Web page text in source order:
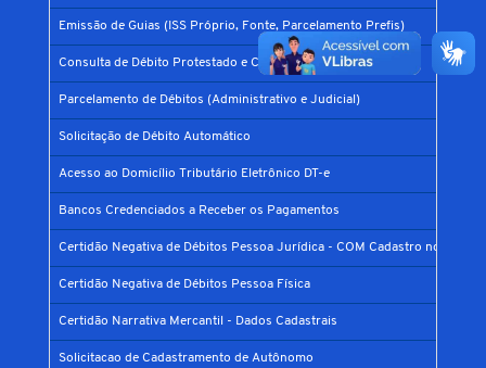
Emissão de Guias (ISS Próprio, Fonte, Parcelamento Prefis)
Consulta de Débito Protestado e CDA
Parcelamento de Débitos (Administrativo e Judicial)
Solicitação de Débito Automático
Acesso ao Domicílio Tributário Eletrônico DT-e
Bancos Credenciados a Receber os Pagamentos
Certidão Negativa de Débitos Pessoa Jurídica - COM Cadastro no
Certidão Negativa de Débitos Pessoa Física
Certidão Narrativa Mercantil - Dados Cadastrais
Solicitacao de Cadastramento de Autônomo